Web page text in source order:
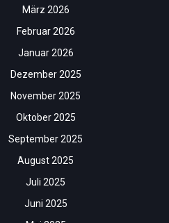
März 2026
Februar 2026
Januar 2026
Dezember 2025
November 2025
Oktober 2025
September 2025
August 2025
Juli 2025
Juni 2025